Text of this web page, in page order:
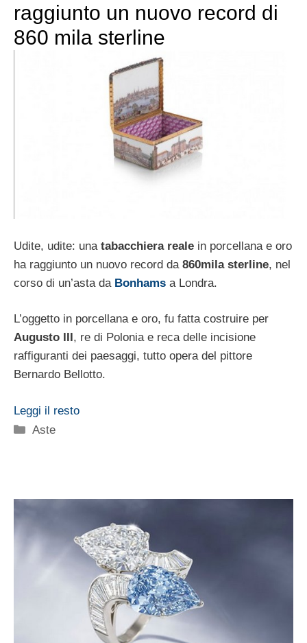
raggiunto un nuovo record di
860 mila sterline
Udite, udite: una tabacchiera reale in porcellana e oro
ha raggiunto un nuovo record da 860mila sterline, nel
corso di un’asta da Bonhams a Londra.
L’oggetto in porcellana e oro, fu fatta costruire per
Augusto III , re di Polonia e reca delle incisione
raffiguranti dei paesaggi, tutto opera del pittore
Bernardo Bellotto.
Leggi il resto
Categorie
Aste